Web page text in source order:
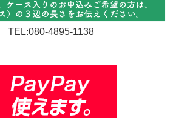
TEL:080-4895-1138